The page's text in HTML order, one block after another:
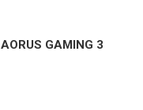
GAMING 3